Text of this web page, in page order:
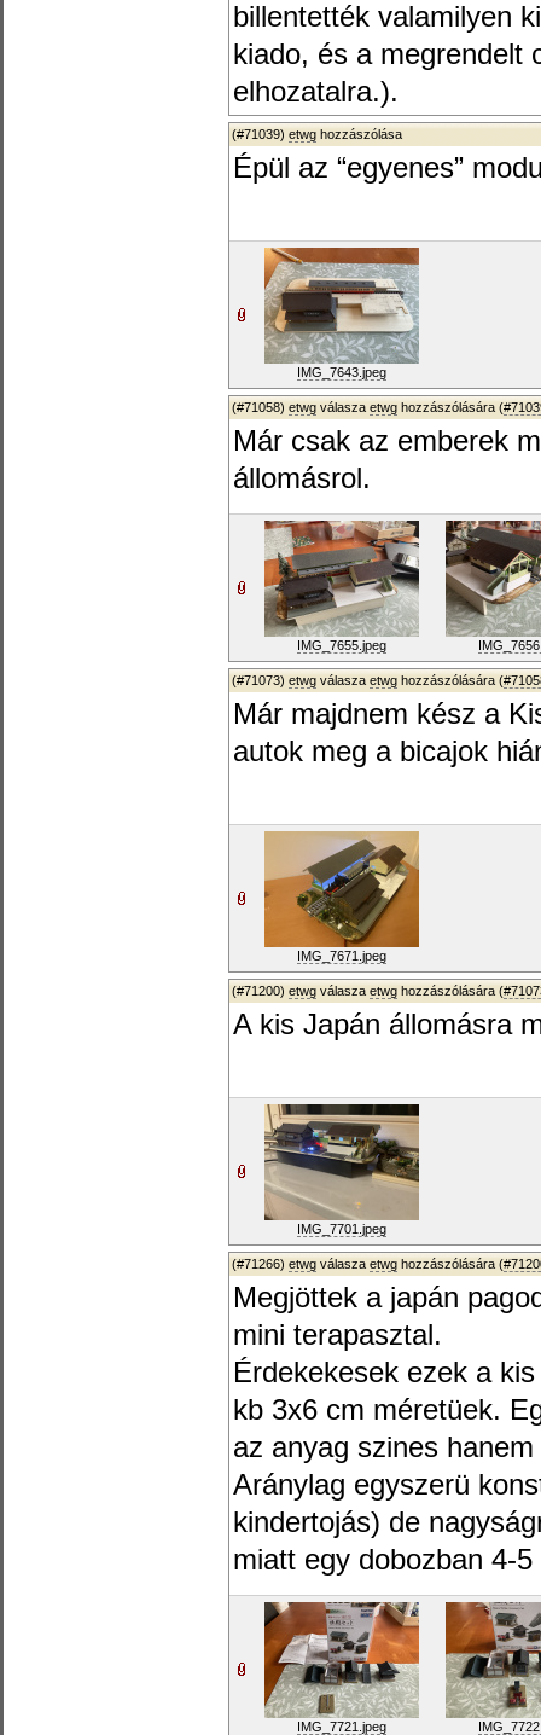
billentették valamilyen
kiado, és a megrendelt
elhozatalra.).
(#71039) etwg hozzászólása
Épül az “egyenes”
IMG_7643.jpeg
(#71058) etwg válasza etwg hozzászólására (
Már csak az emberek
állomásrol.
IMG_7655.jpeg
(#71073) etwg válasza etwg hozzászólására (
Már majdnem kész a
autok meg a bicajok
IMG_7671.jpeg
(#71200) etwg válasza etwg hozzászólására (
A kis Japán állomásra
IMG_7701.jpeg
(#71266) etwg válasza etwg hozzászólására (
Megjöttek a japán
mini terapasztal.
Érdekekesek ezek a
kb 3x6 cm méretüek.
az anyag szines
Aránylag egyszerü
kindertojás) de
miatt egy dobozban 4-
IMG_7721.jpeg